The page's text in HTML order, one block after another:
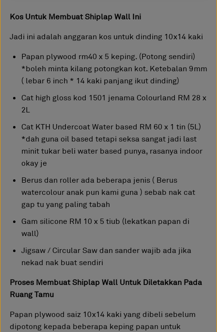
Kos Untuk Membuat Shiplap Wall Ini
Jadi ini adalah anggaran kos untuk dinding 10x14 kaki
Papan plywood rm40 x 5 keping. (Potong sendiri)
*boleh minta kilang potongkan kot. Ketebalan 9mm
( lebar 6 inch * 14 kaki panjang ikut dinding)
Cat high gloss kod 1501 jenama Colourland RM 28 x
2L
Cat KTH Undercoat Water based RM 60 x 1 tin (5L)
*dah guna oil based tetapi seksa sangat jadi last
minit tukar beli water based punya, rasanya indoor
okay je
Berus dan roller ada beberapa jenis ( Berus
watercolour anak pun kami guna ) sebab nak cat
gap tu yang paling tabah
Gam silicone RM 10 x 5 tiub (lekatkan papan di
wall)
Jigsaw / Circular Saw dan sander wajib ada jika
nekad nak buat sendiri
Proses Membuat Shiplap Wall Untuk Diletakkan Pada
Ruang Tamu
Papan plywood saiz 10x14 kaki yang dibeli sebelum
dipotong kepada beberapa keping papan untuk